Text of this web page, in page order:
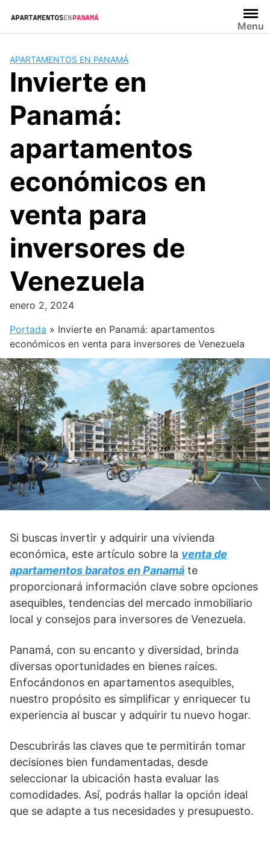
contenido
Menu
APARTAMENTOS EN PANAMÁ
Invierte en
Panamá:
apartamentos
económicos en
venta para
inversores de
Venezuela
enero 2, 2024
Portada » Invierte en Panamá: apartamentos
económicos en venta para inversores de Venezuela
Si buscas invertir y adquirir una vivienda
económica, este artículo sobre la venta de
apartamentos baratos en Panamá te
proporcionará información clave sobre opciones
asequibles, tendencias del mercado inmobiliario
local y consejos para inversores de Venezuela.
Panamá, con su encanto y diversidad, brinda
diversas oportunidades en bienes raíces.
Enfocándonos en apartamentos asequibles,
nuestro propósito es simplificar y enriquecer tu
experiencia al buscar y adquirir tu nuevo hogar.
Descubrirás las claves que te permitirán tomar
decisiones bien fundamentadas, desde
seleccionar la ubicación hasta evaluar las
comodidades. Así, podrás hallar la opción ideal
que se adapte a tus necesidades y presupuesto.